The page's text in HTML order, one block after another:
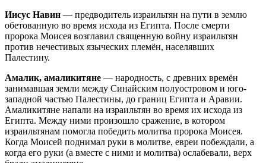
Иисус Навин — предводитель израильтян на пути в землю
обетованную во время исхода из Египта. После смерти
пророка Моисея возглавил священную войну израильтян
против нечестивых языческих племён, населявших
Палестину.
Амалик, амаликитяне — народность, с древних времён
занимавшая земли между Синайским полуостровом и юго-
западной частью Палестины, до границ Египта и Аравии.
Амаликитяне напали на израильтян во время их исхода из
Египта. Между ними произошло сражение, в котором
израильтянам помогла победить молитва пророка Моисея.
Когда Моисей поднимал руки в молитве, евреи побеждали, а
когда его руки (а вместе с ними и молитва) ослабевали, верх